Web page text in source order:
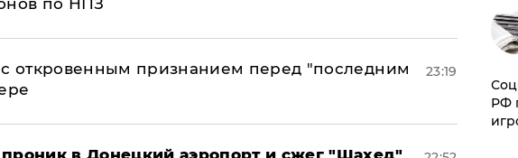
по НПЗ
с откровенным признанием перед "последним
23:19
РФ